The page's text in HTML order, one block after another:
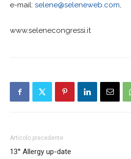
e-mail: selene@seleneweb.com,
www.selenecongressi.it
Articolo precedente
13° Allergy up-date